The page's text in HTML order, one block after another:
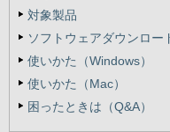
対象製品
ソフトウェアダウンロー
使いかた（Windows）
使いかた（Mac）
困ったときは（Q&A）